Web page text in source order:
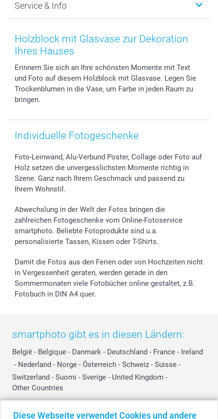
Diese Webseite verwendet Cookies und andere
Fotoabzüge, Fotos als Buch & Poster
Zubehör & Material
Foto-Kalender & Agenden
Geschenk-Gutscheine (PDF)
Datenschutz
AGB
Impressum
Partnerprogramme
Investor Relations
B2B smartbusiness
Neujahr
Muttertag
Vatertag
Hochzeit
Geburtstag
Geburt
Service & Info
Preise und Versandkosten
Lieferfristen
Zahlungsmöglichkeiten
Anmelden /Registrieren
Sitemap
smartfriends
smartgarantie
Holzblock mit Glasvase zur Dekoration
Ihres Hauses
Erinnern Sie sich an Ihre schönsten Momente mit Text
und Foto auf diesem Holzblock mit Glasvase. Legen Sie
Trockenblumen in die Vase, um Farbe in jeden Raum zu
bringen.
Individuelle Fotogeschenke
Foto-Leinwand, Alu-Verbund Poster, Collage oder Foto auf
Holz setzen die unvergesslichsten Momente richtig in
Szene. Ganz nach Ihrem Geschmack und passend zu
Ihrem Wohnstil.
Abwechslung in der Welt der Fotos bringen die
zahlreichen Fotogeschenke vom Online-Fotoservice
smartphoto. Beliebte Fotoprodukte sind u.a.
personalisierte Tassen, Kissen oder T-Shirts.
Damit die Fotos aus den Ferien oder von Hochzeiten nicht
in Vergessenheit geraten, werden gerade in den
Sommermonaten viele Fotobücher online gestaltet, z.B.
Fotobuch in DIN A4 quer.
smartphoto gibt es in diesen Ländern:
België - Belgique - Danmark - Deutschland - France - Ireland
- Nederland - Norge - Österreich - Schweiz - Suisse -
Switzerland - Suomi - Sverige - United Kingdom -
Other Countries